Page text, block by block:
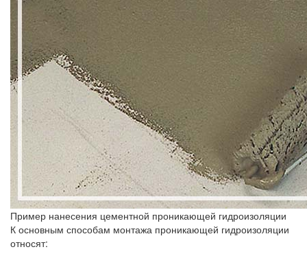
Пример нанесения цементной проникающей гидроизоляции
К основным способам монтажа проникающей гидроизоляции
относят: